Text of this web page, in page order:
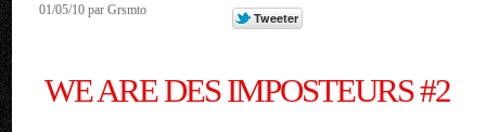
01/05/10 par Grsmto
WE ARE DES IMPOSTEURS #2